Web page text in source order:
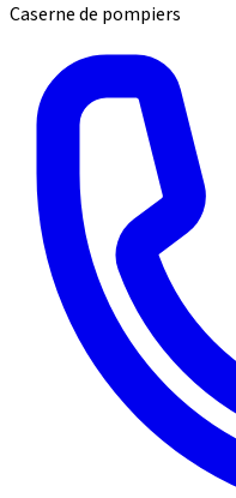
Caserne de pompiers